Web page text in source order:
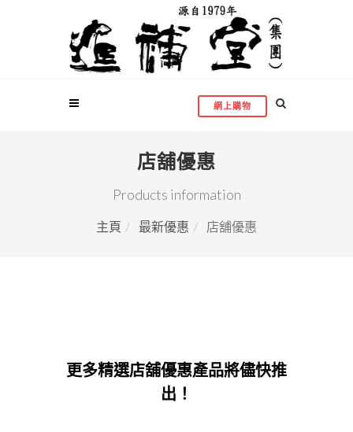
網上購物
店舖優惠
Products information
主頁 最新優惠 店舖優惠
更多精選店舖優惠產品將儘快推
出！